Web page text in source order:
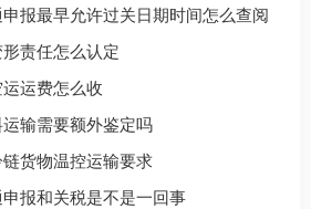
报最早允许过关日期时间怎么查阅
责任怎么认定
运费怎么收
输需要额外鉴定吗
货物温控运输要求
报和关税是不是一回事